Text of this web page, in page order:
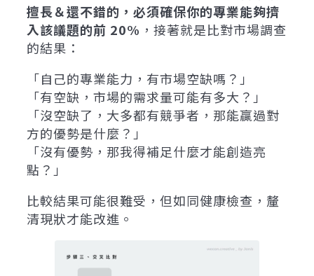
擅長＆還不錯的，必須確保你的專業能夠擠
入該議題的前 20% ，接著就是比對市場調查
的結果：
「自己的專業能力，有市場空缺嗎？」
「有空缺，市場的需求量可能有多大？」
「沒空缺了，大多都有競爭者，那能贏過對
方的優勢是什麼？」
「沒有優勢，那我得補足什麼才能創造亮
點？」
比較結果可能很難受，但如同健康檢查，釐
清現狀才能改進。